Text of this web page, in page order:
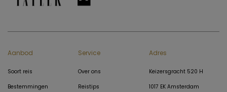
Aanbod
Soort reis
Bestemmingen
Service
Over ons
Reistips
Adres
Keizersgracht 520 H
1017 EK Amsterdam